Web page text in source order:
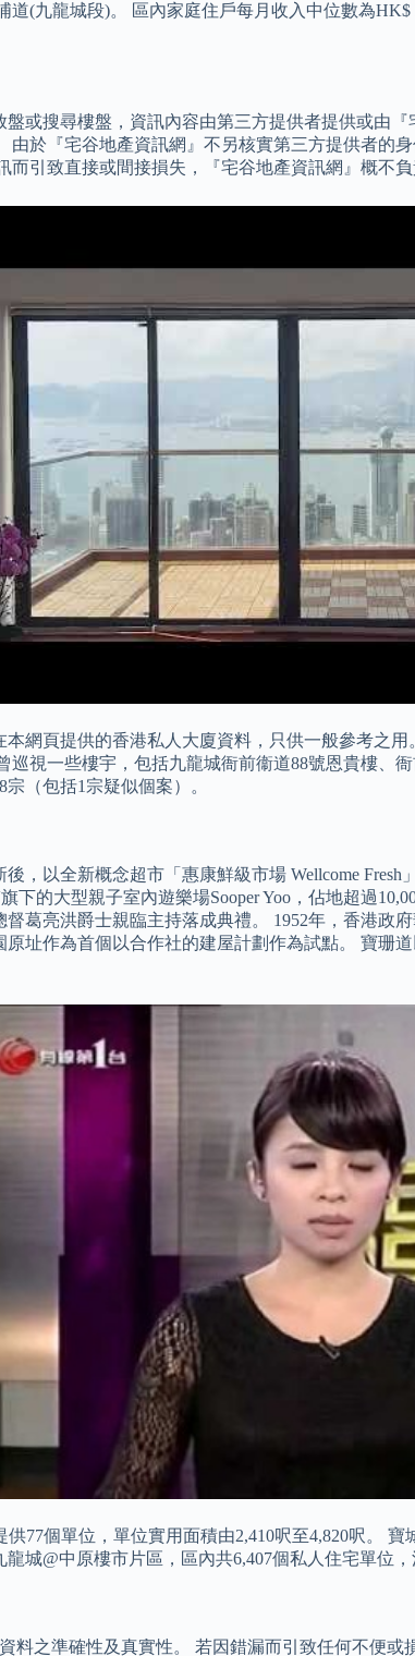
(九龍城段)。 區內家庭住戶每月收入中位數為
或搜尋樓盤，資訊內容由第三方提供者提供或由
於『宅谷地產資訊網』不另核實第三方提供者的
引致直接或間接損失，『宅谷地產資訊網』概不負
網頁提供的香港私人大廈資料，只供一般參考之
視一些樓宇，包括九龍城衙前衞道88號恩貴樓、
（包括1宗疑似個案）。
，以全新概念超市「惠康鮮級市場 Wellcome
下的大型親子室內遊樂場Sooper Yoo，佔地超過
葛亮洪爵士親臨主持落成典禮。 1952年，香港
址作為首個以合作社的建屋計劃作為試點。 寶珊
77個單位，單位實用面積由2,410呎至4,820呎。
城@中原樓市片區，區內共6,407個私人住宅單位，
料之準確性及真實性。 若因錯漏而引致任何不便